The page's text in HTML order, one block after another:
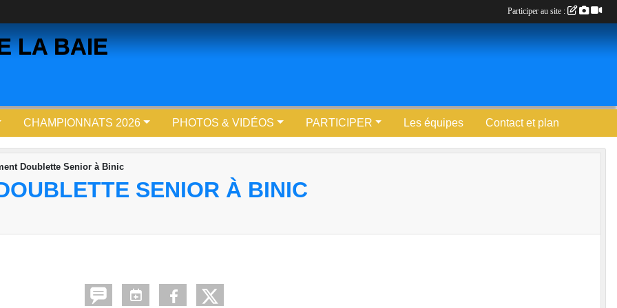
LA BAIE
CHAMPIONNATS 2026 PHOTOS & VIDÉOS PARTICIPER Les équipes Contact et plan
Doublette Senior à Binic
SENIOR À BINIC
Participer au site :